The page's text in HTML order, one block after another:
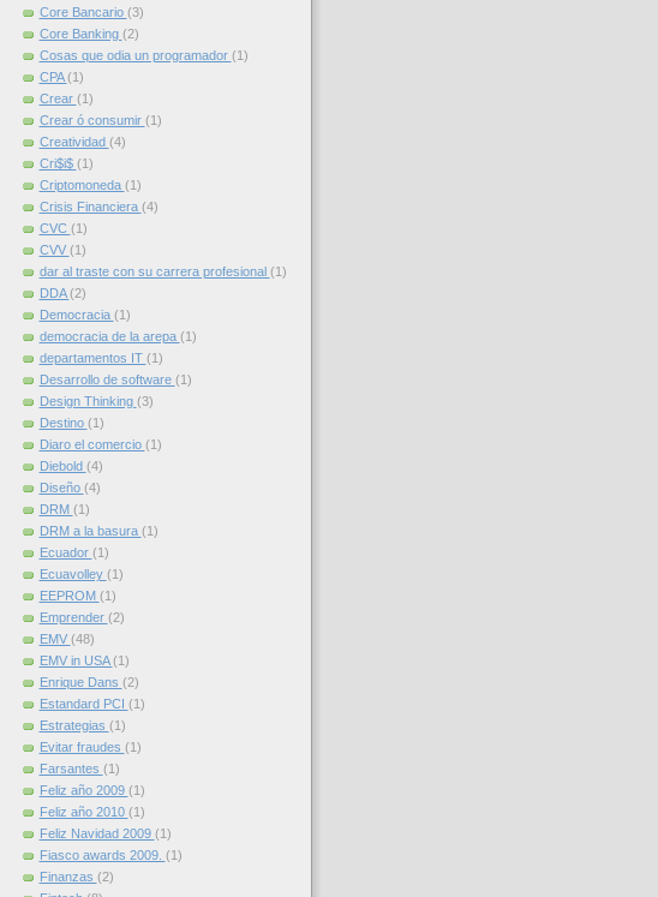
Core Bancario (3)
Core Banking (2)
Cosas que odia un programador (1)
CPA(1)
Crear (1)
Crear ó consumir (1)
Creatividad (4)
Cri$i$ (1)
Criptomoneda (1)
Crisis Financiera (4)
CVC (1)
CVV (1)
dar al traste con su carrera profesional (1)
DDA(2)
Democracia (1)
democracia de la arepa (1)
departamentos IT (1)
Desarrollo de software (1)
Design Thinking (3)
Destino (1)
Diaro el comercio (1)
Diebold (4)
Diseño (4)
DRM (1)
DRM a la basura (1)
Ecuador (1)
Ecuavolley (1)
EEPROM (1)
Emprender (2)
EMV (48)
EMV in USA(1)
Enrique Dans (2)
Estandard PCI (1)
Estrategias (1)
Evitar fraudes (1)
Farsantes (1)
Feliz año 2009 (1)
Feliz año 2010 (1)
Feliz Navidad 2009 (1)
Fiasco awards 2009. (1)
Finanzas (2)